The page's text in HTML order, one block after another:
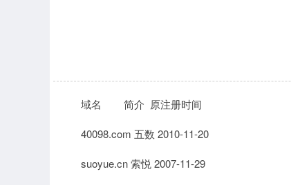
域名 简介 原注册时间
40098.com 五数 2010-11-20
suoyue.cn 索悦 2007-11-29